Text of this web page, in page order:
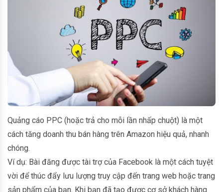
Quảng cáo PPC (hoặc trả cho mỗi lần nhấp chuột) là một
cách tăng doanh thu bán hàng trên Amazon hiệu quả, nhanh
chóng.
Ví dụ: Bài đăng được tài trợ của Facebook là một cách tuyệt
vời để thúc đẩy lưu lượng truy cập đến trang web hoặc trang
sản phẩm của bạn. Khi bạn đã tạo được cơ sở khách hàng